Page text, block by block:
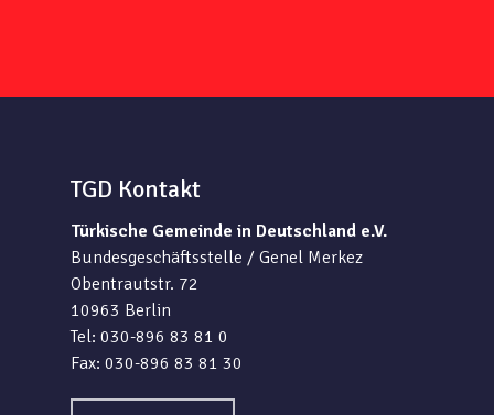
TGD Kontakt
Türkische Gemeinde in Deutschland e.V.
Bundesgeschäftsstelle / Genel Merkez
Obentrautstr. 72
10963 Berlin
Tel: 030-896 83 81 0
Fax: 030-896 83 81 30